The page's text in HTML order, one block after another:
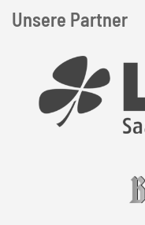
Unsere Partner